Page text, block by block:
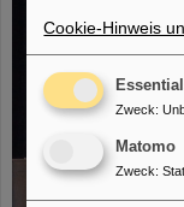
Cookie-Hinweis
Zweck:
Matomo
Zweck: